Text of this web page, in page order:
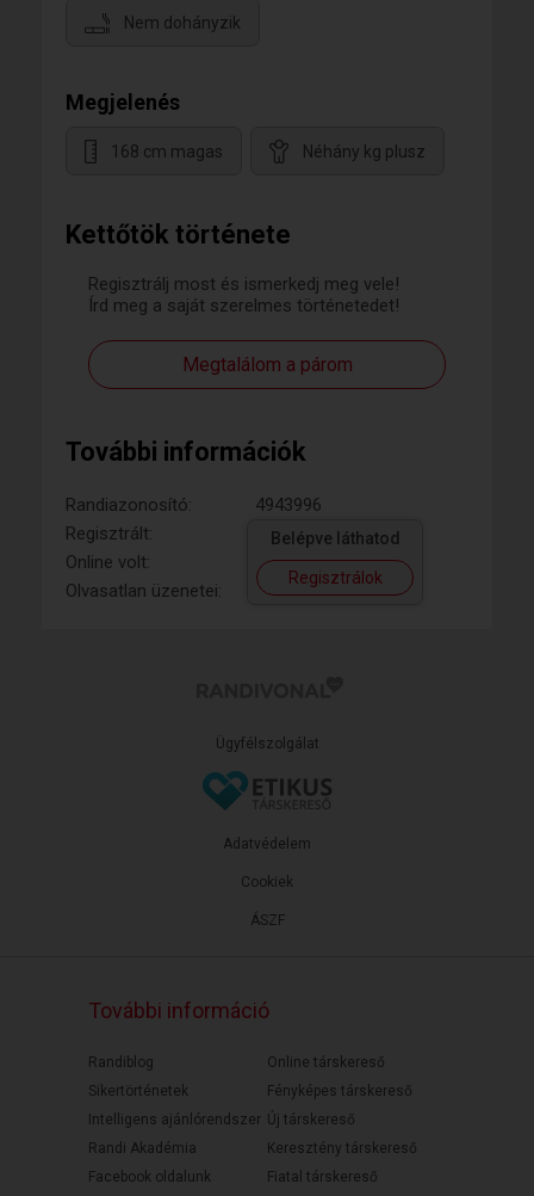
Kettőtök története
Regisztrálj most és ismerkedj meg vele!
Írd meg a saját szerelmes történetedet!
Megtalálom a párom
További információk
Randiazonosító:
4943996
Regisztrált:
Online volt:
Olvasatlan üzenetei:
Belépve láthatod
Regisztrálok
Nem dohányzik
Megjelenés
168 cm magas Néhány kg plusz
Ügyfélszolgálat
ÁSZF
Adatvédelem
Cookiek
További információ
Randiblog
Sikertörténetek
Intelligens ajánlórendszer
Randi Akadémia
Facebook oldalunk
Online társkereső
Fényképes társkereső
Új társkereső
Keresztény társkereső
Fiatal társkereső